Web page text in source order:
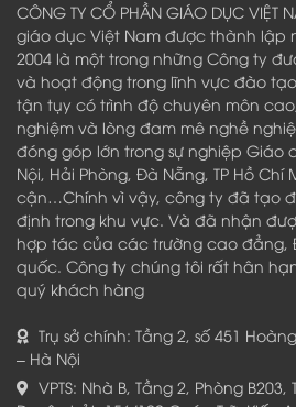
CÔNG TY CỔ PHẦN GIÁO DỤC
giáo dục Việt Nam được thành lập
2004 là một trong những Công ty
và hoạt động trong lĩnh vực đào
tận tụy có trình độ chuyên môn
nghiệm và lòng đam mê nghề
đóng góp lớn trong sự nghiệp Giáo
Nội, Hải Phòng, Đà Nẵng, TP Hồ
cận…Chính vì vậy, công ty đã tạo
định trong khu vực. Và đã nhận
hợp tác của các trường cao đẳng,
quốc. Công ty chúng tôi rất hân
quý khách hàng
Trụ sở chính: Tầng 2, số 451
– Hà Nội
VPTS: Nhà B, Tầng 2, Phòng